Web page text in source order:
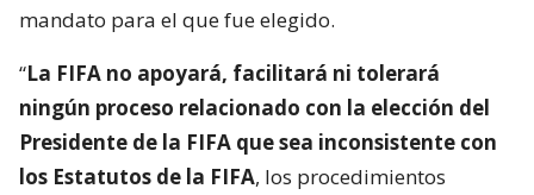
mandato para el que fue elegido.
“La FIFA no apoyará, facilitará ni tolerará
ningún proceso relacionado con la elección del
Presidente de la FIFA que sea inconsistente con
los Estatutos de la FIFA, los procedimientos